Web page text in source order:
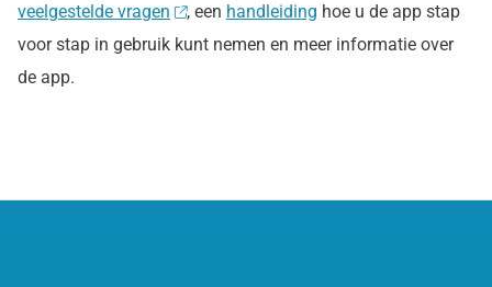
veelgestelde vragen
, een handleiding hoe u de app stap
voor stap in gebruik kunt nemen en meer informatie over
de app.